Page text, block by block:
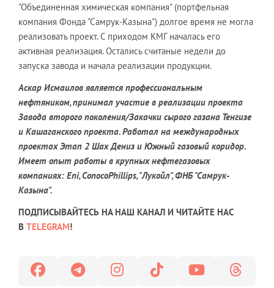
"Объединенная химическая компания" (портфельная
компания Фонда "Самрук-Казына") долгое время не могла
реализовать проект. С приходом КМГ началась его
активная реализация. Остались считаные недели до
запуска завода и начала реализации продукции.
Аскар Исмаилов является профессиональным
нефтяником, принимал участие в реализации проекта
Завода второго поколения/Закачки сырого газана Тенгизе
и Кашаганского проекта. Работал на международных
проектах Этап 2 Шах Дениз и Южный газовый коридор.
Имеет опыт работы в крупных нефтегазовых
компаниях: Eni, ConocoPhillips, "Лукойл", ФНБ "Самрук-
Казына".
ПОДПИСЫВАЙТЕСЬ НА НАШ КАНАЛ И ЧИТАЙТЕ НАС
В TELEGRAM!